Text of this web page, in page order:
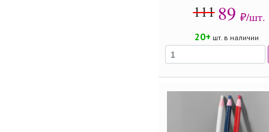
111 89 ₽/шт.
20+ шт. в наличии